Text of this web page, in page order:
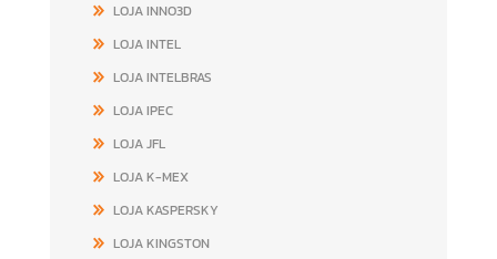
LOJA INNO3D
LOJA INTEL
LOJA INTELBRAS
LOJA IPEC
LOJA JFL
LOJA K-MEX
LOJA KASPERSKY
LOJA KINGSTON